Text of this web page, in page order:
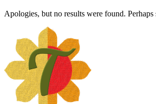
Apologies, but no results were found.